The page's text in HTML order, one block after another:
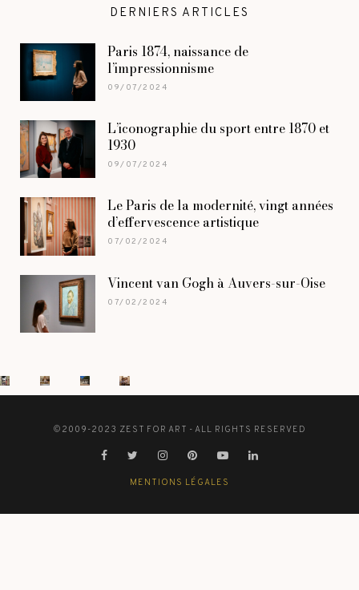
DERNIERS ARTICLES
Paris 1874, naissance de
l’impressionnisme
09/07/2024
L’iconographie du sport entre 1870 et
1930
09/07/2024
Le Paris de la modernité, vingt années
d’effervescence artistique
07/02/2024
Vincent van Gogh à Auvers-sur-Oise
07/02/2024
©2009-2023 ZEST FOR ART - ALL RIGHTS RESERVED
MENTIONS LÉGALES